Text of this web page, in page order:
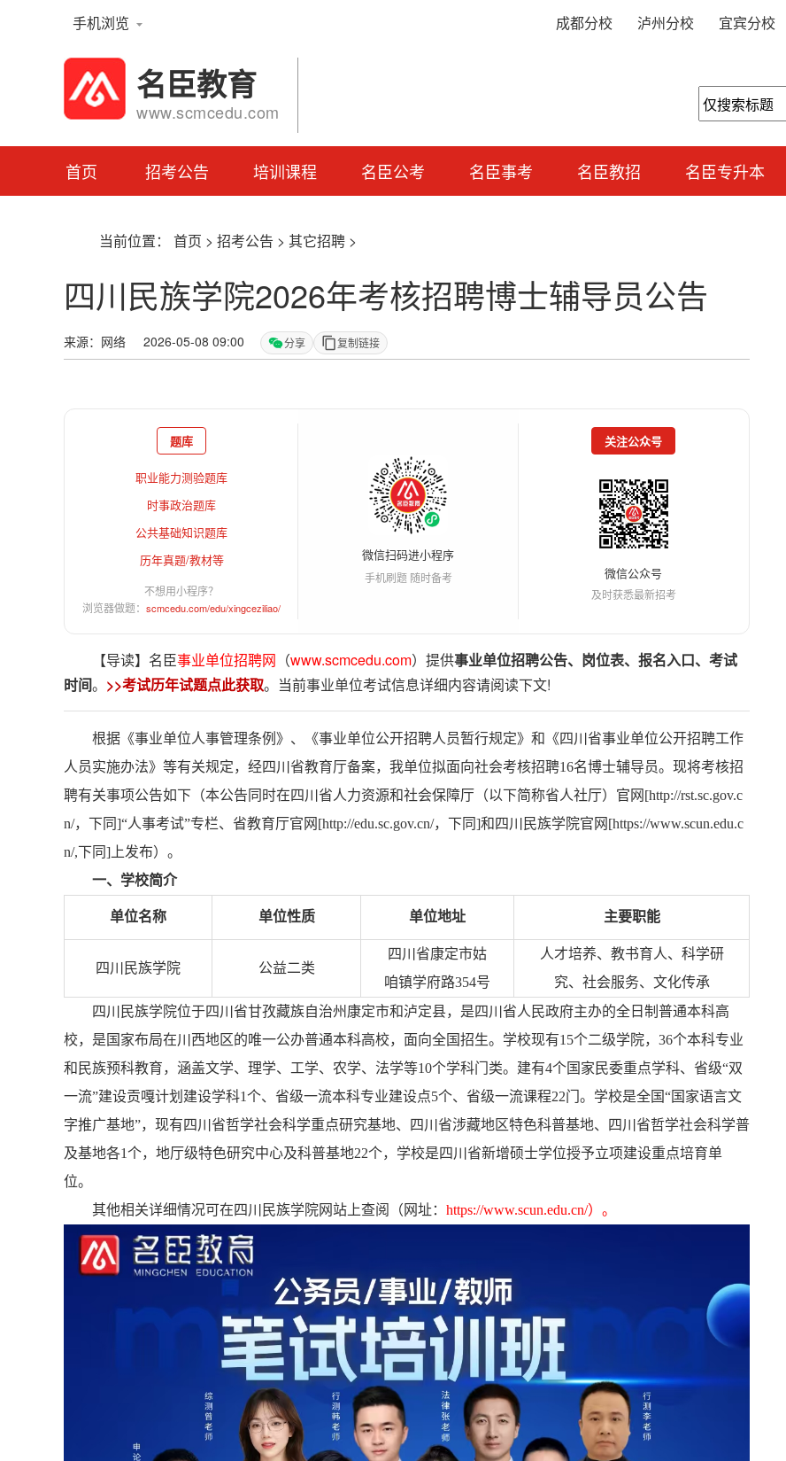
手机浏览 成都分校 泸州分校 宜宾分校
名臣教育
www.scmcedu.com
首页 招考公告 培训课程 名臣公考 名臣事考 名臣教招 名臣专升本
当前位置： 首页 > 招考公告 > 其它招聘 >
四川民族学院2026年考核招聘博士辅导员公告
来源：网络 2026-05-08 09:00 分享 复制链接
题库
职业能力测验题库
时事政治题库
公共基础知识题库
历年真题/教材等
不想用小程序？
浏览器做题：scmcedu.com/edu/xingceziliao/
微信扫码进小程序
手机刷题 随时备考
关注公众号
微信公众号
及时获悉最新招考
【导读】名臣事业单位招聘网 （www.scmcedu.com）提供事业单位招聘公告、岗位表、报名入口、考试
时间。 >>考试历年试题点此获取。当前事业单位考试信息详细内容请阅读下文!
根据《事业单位人事管理条例》、《事业单位公开招聘人员暂行规定》和《四川省事业单位公开招聘工作
人员实施办法》等有关规定，经四川省教育厅备案，我单位拟面向社会考核招聘16名博士辅导员。现将考核招
聘有关事项公告如下（本公告同时在四川省人力资源和社会保障厅（以下简称省人社厅）官网[http://rst.sc.gov.c
n/，下同]“人事考试”专栏、省教育厅官网[http://edu.sc.gov.cn/，下同]和四川民族学院官网[https://www.scun.edu.c
n/,下同]上发布）。
一、学校简介
单位名称 单位性质 单位地址 主要职能
四川民族学院 公益二类
四川省康定市姑
咱镇学府路354号
人才培养、教书育人、科学研
究、社会服务、文化传承
四川民族学院位于四川省甘孜藏族自治州康定市和泸定县，是四川省人民政府主办的全日制普通本科高
校，是国家布局在川西地区的唯一公办普通本科高校，面向全国招生。学校现有15个二级学院，36个本科专业
和民族预科教育，涵盖文学、理学、工学、农学、法学等10个学科门类。建有4个国家民委重点学科、省级“双
一流”建设贡嘎计划建设学科1个、省级一流本科专业建设点5个、省级一流课程22门。学校是全国“国家语言文
字推广基地”，现有四川省哲学社会科学重点研究基地、四川省涉藏地区特色科普基地、四川省哲学社会科学普
及基地各1个，地厅级特色研究中心及科普基地22个，学校是四川省新增硕士学位授予立项建设重点培育单
位。
其他相关详细情况可在四川民族学院网站上查阅（网址： https://www.scun.edu.cn/）。